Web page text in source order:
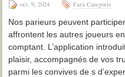
oct. 9, 2024 Fara Categorie
Nos parieurs peuvent
affrontent les autres joueurs
comptant. L’application
plaisir, accompagnés de vos
parmi les convives de s